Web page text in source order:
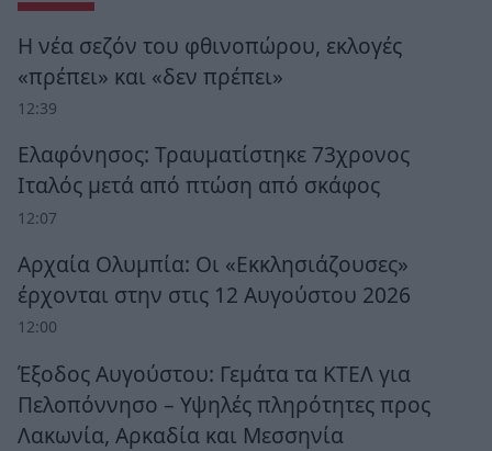
Η νέα σεζόν του φθινοπώρου, εκλογές
«πρέπει» και «δεν πρέπει»
12:39
Ελαφόνησος: Τραυματίστηκε 73χρονος
Ιταλός μετά από πτώση από σκάφος
12:07
Αρχαία Ολυμπία: Οι «Εκκλησιάζουσες»
έρχονται στην στις 12 Αυγούστου 2026
12:00
Έξοδος Αυγούστου: Γεμάτα τα ΚΤΕΛ για
Πελοπόννησο – Υψηλές πληρότητες προς
Λακωνία, Αρκαδία και Μεσσηνία